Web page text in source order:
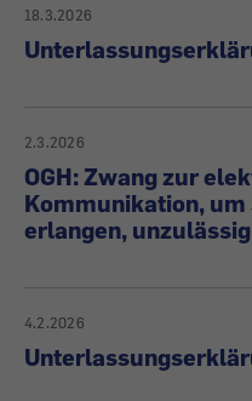
18.3.2026
2.3.2026
OGH: Zwang zur
Kommunikation,
erlangen, unzulässig
4.2.2026